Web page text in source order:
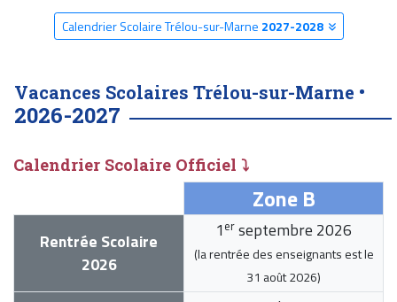
Calendrier Scolaire Trélou-sur-Marne 2027-2028
Vacances Scolaires Trélou-sur-Marne •
2026-2027
Calendrier Scolaire Officiel ⤵
Zone B
Rentrée Scolaire
2026
1 er septembre 2026
(la rentrée des enseignants est le
31 août 2026)